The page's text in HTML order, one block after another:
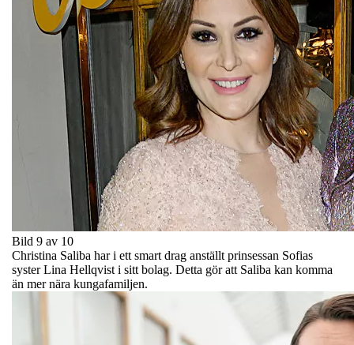
Bild 9 av 10
Christina Saliba har i ett smart drag anställt prinsessan Sofias
syster Lina Hellqvist i sitt bolag. Detta gör att Saliba kan komma
än mer nära kungafamiljen.